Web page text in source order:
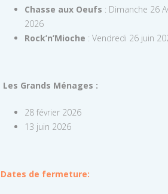
Chasse aux Oeufs : Dimanche 26
2026
Rock’n’Mioche : Vendredi 26 juin
Les Grands Ménages :
28 février 2026
13 juin 2026
Dates de fermeture: